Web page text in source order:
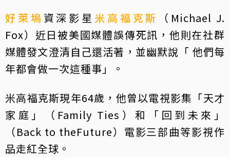
好萊塢 資深影星 米高福克斯
（Michael J.
Fox）近日被美國媒體誤傳死訊，他則在社群
媒體發文澄清自己還活著，並幽默說「 他們每
年都會做一次這種事」。
米高福克斯現年64歲，他曾以電視影集「天才
家庭」（Family Ties）和「回到未來」
（Back to theFuture）電影三部曲等影視作
品走紅全球。